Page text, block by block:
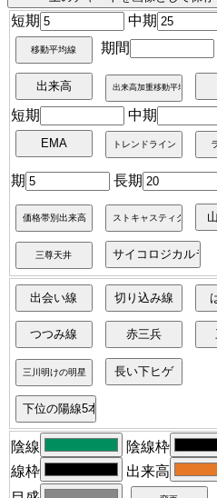
短期 中期
期間
短期 中期
期 長期
陰線 陰線枠
線枠
出来高